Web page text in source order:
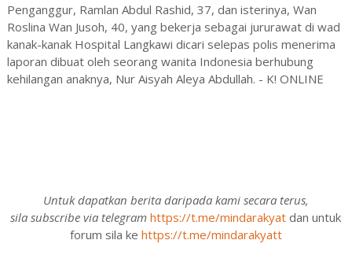
Penganggur, Ramlan Abdul Rashid, 37, dan isterinya, Wan
Roslina Wan Jusoh, 40, yang bekerja sebagai jururawat di wad
kanak-kanak Hospital Langkawi dicari selepas polis menerima
laporan dibuat oleh seorang wanita Indonesia berhubung
kehilangan anaknya, Nur Aisyah Aleya Abdullah. - K! ONLINE
Untuk dapatkan berita daripada kami secara terus,
sila subscribe via telegram https://t.me/mindarakyat dan untuk
forum sila ke https://t.me/mindarakyatt